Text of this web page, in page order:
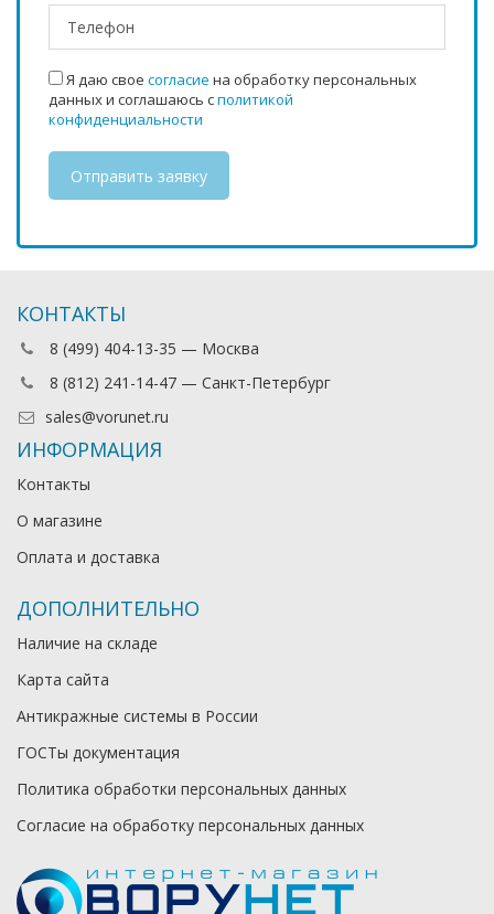
Я даю свое согласие на обработку персональных
данных и соглашаюсь сполитикой
конфиденциальности
КОНТАКТЫ
8 (499) 404-13-35 — Москва
8 (812) 241-14-47 — Санкт-Петербург
sales@vorunet.ru
ИНФОРМАЦИЯ
Контакты
О магазине
Оплата и доставка
ДОПОЛНИТЕЛЬНО
Наличие на складе
Карта сайта
Антикражные системы в России
ГОСТы документация
Политика обработки персональных данных
Согласие на обработку персональных данных